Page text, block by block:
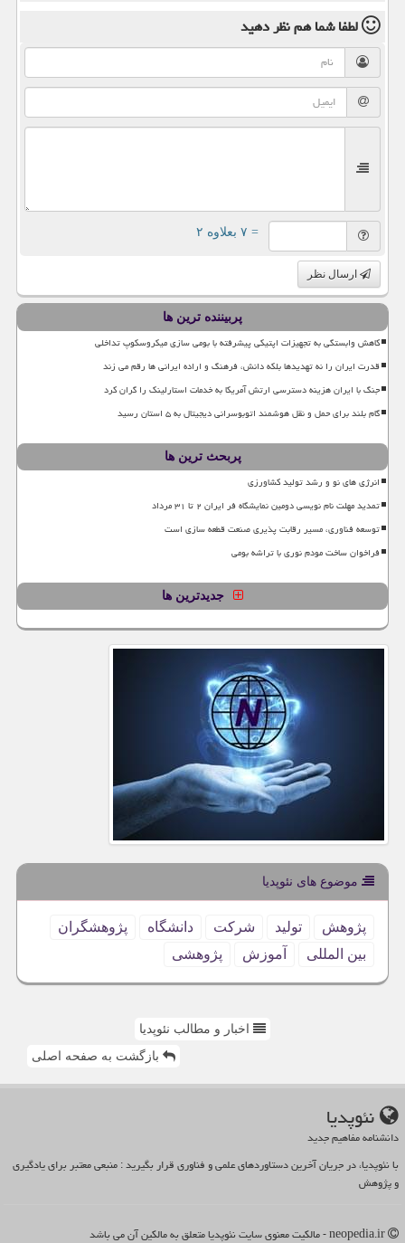
لطفا شما همنظر دهید
= ۷ بعلاوه ۲
ارسال نظر
پربیننده ترین ها
کاهش وابستگی به تجهیزات اپتیکی پیشرفته با بومی سازی میکروسکوپ تداخلی
قدرت ایران را نه تهدیدها بلکه دانش، فرهنگ و اراده ایرانی ها رقم می زند
جنگ با ایران هزینه دسترسی ارتش آمریکا به خدمات استارلینک را گران کرد
گام بلند برای حمل و نقل هوشمند اتوبوسرانی دیجیتال به ۵ استان رسید
پربحث ترین ها
انرژی های نو و رشد تولید کشاورزی
تمدید مهلت نام نویسی دومین نمایشگاه فر ایران ۲ تا ۳۱ مرداد
توسعه فناوری، مسیر رقابت پذیری صنعت قطعه سازی است
فراخوان ساخت مودم نوری با تراشه بومی
جدیدترین ها
موضوع های نئوپدیا
پژوهش تولید شركت دانشگاه
پژوهشگران
بین المللی
آموزش پژوهشی
اخبار و مطالب نئوپدیا
بازگشت به صفحه اصلی
نئوپدیا
دانشنامه مفاهیم جدید
با نئوپدیا، در جریان آخرین دستاوردهای علمی و فناوری قرار بگیرید : منبعی معتبر برای یادگیری
و پژوهش